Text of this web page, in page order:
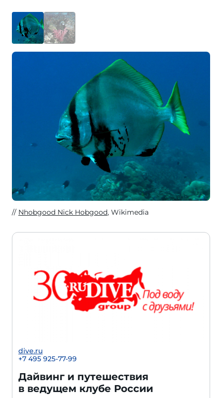
Nhobgood Nick Hobgood, Wikimedia
dive.ru
+7 495 925-77-99
Дайвинг и путешествия
в ведущем клубе России